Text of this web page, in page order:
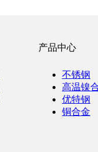
产品中心
不锈钢
高温镍
优特钢
铜合金